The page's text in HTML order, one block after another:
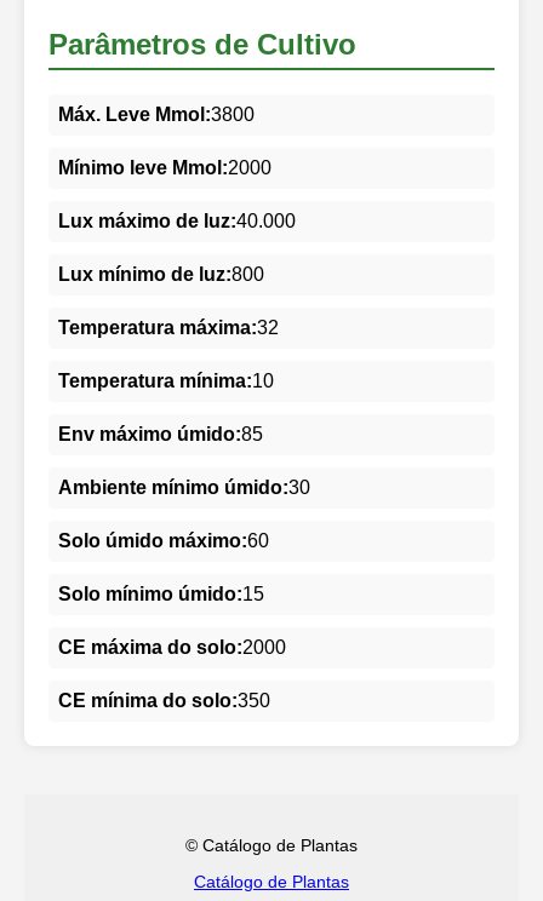
Parâmetros de Cultivo
Máx. Leve Mmol:3800
Mínimo leve Mmol:2000
Lux máximo de luz:40.000
Lux mínimo de luz:800
Temperatura máxima:32
Temperatura mínima:10
Env máximo úmido:85
Ambiente mínimo úmido:30
Solo úmido máximo:60
Solo mínimo úmido:15
CE máxima do solo:2000
CE mínima do solo:350
© Catálogo de Plantas
Catálogo de Plantas